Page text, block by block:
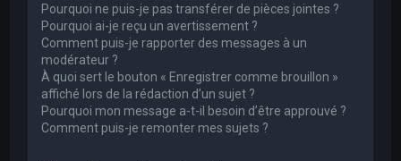
Pourquoi ne puis-je pas transférer de pièces jointes ?
Pourquoi ai-je reçu un avertissement ?
Comment puis-je rapporter des messages à un
modérateur ?
À quoi sert le bouton « Enregistrer comme brouillon »
affiché lors de la rédaction d’un sujet ?
Pourquoi mon message a-t-il besoin d’être approuvé ?
Comment puis-je remonter mes sujets ?